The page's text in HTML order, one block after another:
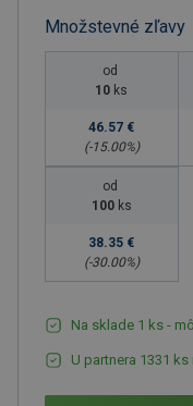
Množstevné zľavy
od
10 ks
46.57 €
(-15.00%)
od
100 ks
38.35 €
(-30.00%)
Na sklade 1 ks -
U partnera 1331 ks